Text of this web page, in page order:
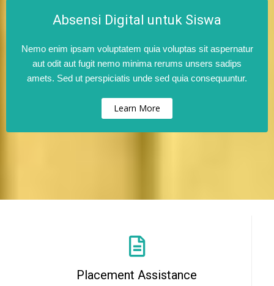
Absensi Digital untuk Siswa
Nemo enim ipsam voluptatem quia voluptas sit aspernatur
aut odit aut fugit nemo minima rerums unsers sadips
amets. Sed ut perspiciatis unde sed quia consequuntur.
Learn More
Placement Assistance